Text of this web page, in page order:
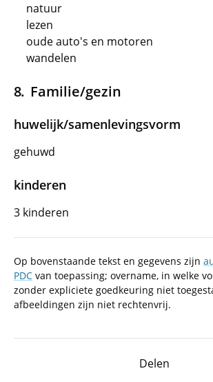
natuur
lezen
oude auto's en motoren
wandelen
Familie/gezin
huwelijk/samenlevingsvorm
gehuwd
kinderen
3 kinderen
Op bovenstaande tekst en gegevens zijn
PDC van toepassing; overname, in welke
zonder expliciete goedkeuring niet
afbeeldingen zijn niet rechtenvrij.
Delen